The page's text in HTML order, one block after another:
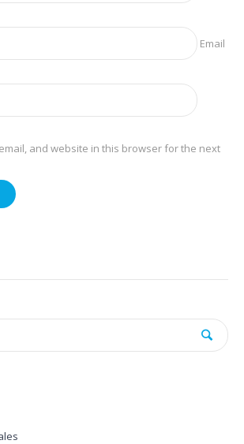
Email
and website in this browser for the next